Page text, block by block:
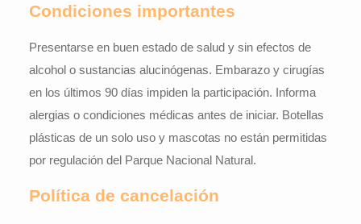
Condiciones importantes
Presentarse en buen estado de salud y sin efectos de
alcohol o sustancias alucinógenas. Embarazo y cirugías
en los últimos 90 días impiden la participación. Informa
alergias o condiciones médicas antes de iniciar. Botellas
plásticas de un solo uso y mascotas no están permitidas
por regulación del Parque Nacional Natural.
Política de cancelación